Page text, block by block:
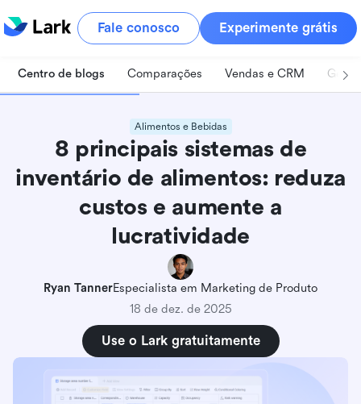
Fale conosco Experimente grátis
Centro de blogs Comparações Vendas e CRM
Alimentos e Bebidas
8 principais sistemas de
inventário de alimentos: reduza
custos e aumente a
lucratividade
Ryan TannerEspecialista em Marketing de Produto
18 de dez. de 2025
Use o Lark gratuitamente